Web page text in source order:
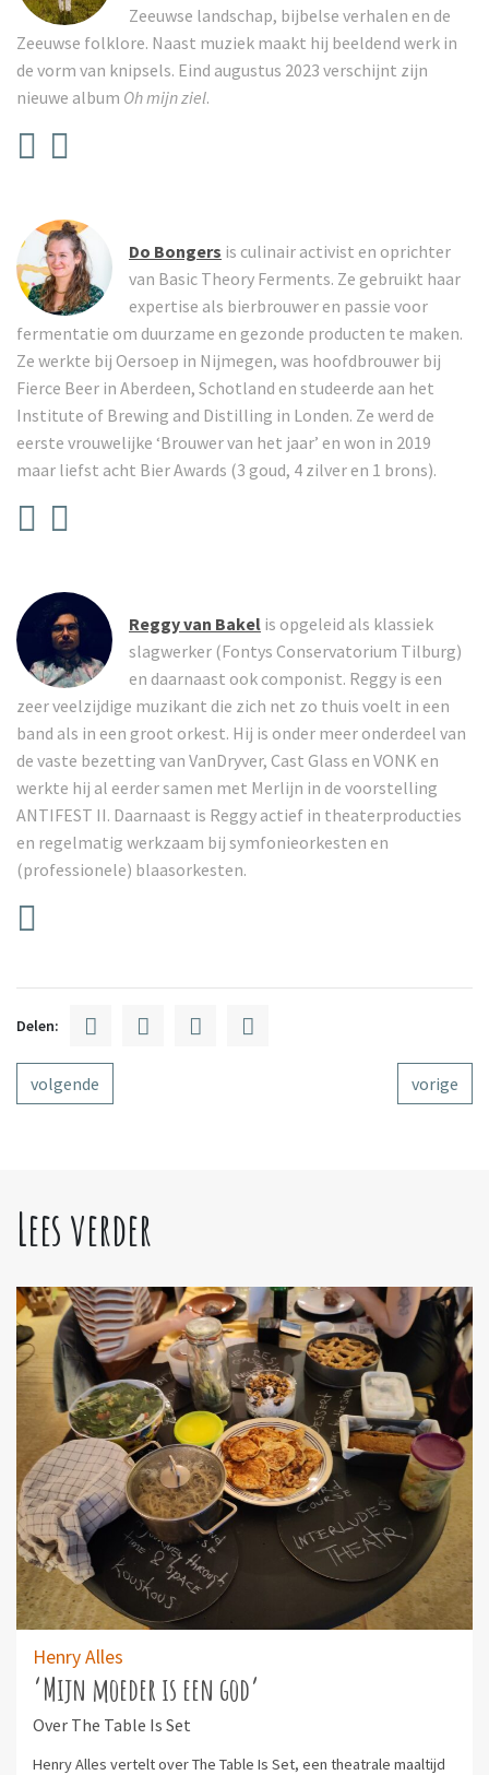
Zeeuwse landschap, bijbelse verhalen en de
Zeeuwse folklore. Naast muziek maakt hij beeldend werk in
de vorm van knipsels. Eind augustus 2023 verschijnt zijn
nieuwe album Oh mijn ziel.
Do Bongers is culinair activist en oprichter
van Basic Theory Ferments. Ze gebruikt haar
expertise als bierbrouwer en passie voor
fermentatie om duurzame en gezonde producten te maken.
Ze werkte bij Oersoep in Nijmegen, was hoofdbrouwer bij
Fierce Beer in Aberdeen, Schotland en studeerde aan het
Institute of Brewing and Distilling in Londen. Ze werd de
eerste vrouwelijke ‘Brouwer van het jaar’ en won in 2019
maar liefst acht Bier Awards (3 goud, 4 zilver en 1 brons).
Reggy van Bakel is opgeleid als klassiek
slagwerker (Fontys Conservatorium Tilburg)
en daarnaast ook componist. Reggy is een
zeer veelzijdige muzikant die zich net zo thuis voelt in een
band als in een groot orkest. Hij is onder meer onderdeel van
de vaste bezetting van VanDryver, Cast Glass en VONK en
werkte hij al eerder samen met Merlijn in de voorstelling
ANTIFEST II. Daarnaast is Reggy actief in theaterproducties
en regelmatig werkzaam bij symfonieorkesten en
(professionele) blaasorkesten.
Delen:
volgende vorige
Lees verder
Henry Alles
‘Mijn moeder is een god’
Over The Table Is Set
Henry Alles vertelt over The Table Is Set, een theatrale maaltijd